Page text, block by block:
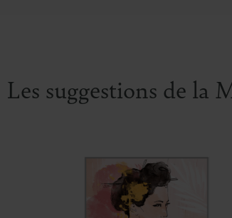
: CYRIL GORIN
Les suggestions de la